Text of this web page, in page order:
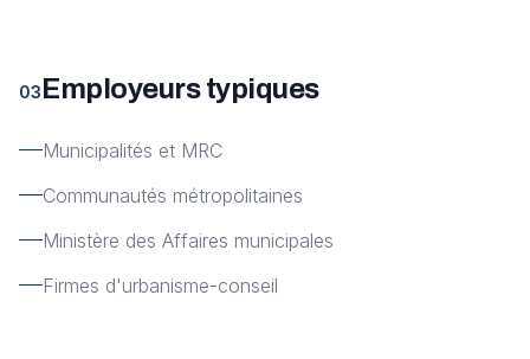
03Employeurs typiques
Municipalités et MRC
Communautés métropolitaines
Ministère des Affaires municipales
Firmes d'urbanisme-conseil